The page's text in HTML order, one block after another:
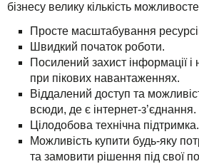
бізнесу велику кількість
Просте масштабування
Швидкий початок роботи.
Посилений захист інформації і
при пікових навантаженнях.
Віддалений доступ та
всюди, де є інтернет-з’єднання.
Цілодобова технічна підтримка.
Можливість купити будь-яку
та замовити рішення під свої